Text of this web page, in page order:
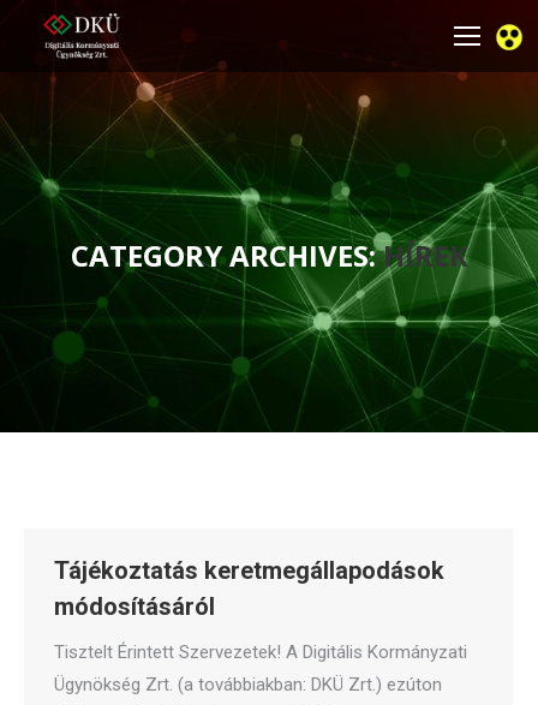
CATEGORY ARCHIVES:HÍREK
You are here:
Tájékoztatás keretmegállapodások
módosításáról
Tisztelt Érintett Szervezetek! A Digitális Kormányzati
Ügynökség Zrt. (a továbbiakban: DKÜ Zrt.) ezúton